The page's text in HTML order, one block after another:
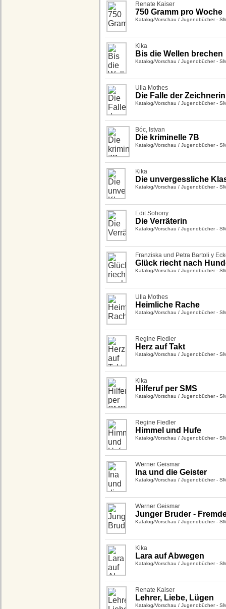
Renate Kaiser
750 Gramm pro Woche
Katalog/Vorschau / Jugendbücher -
Kika
Bis die Wellen brechen
Katalog/Vorschau / Jugendbücher -
Ulla Mothes
Die Falle der Zeichnerin
Katalog/Vorschau / Jugendbücher -
Bóc, Istvan
Die kriminelle 7B
Katalog/Vorschau / Jugendbücher -
Kika
Die unvergessliche
Katalog/Vorschau / Jugendbücher -
Edit Sohony
Die Verräterin
Katalog/Vorschau / Jugendbücher -
Franziska und Petra Bartoli y
Glück riecht nach
Katalog/Vorschau / Jugendbücher -
Ulla Mothes
Heimliche Rache
Katalog/Vorschau / Jugendbücher -
Regine Fiedler
Herz auf Takt
Katalog/Vorschau / Jugendbücher -
Kika
Hilferuf per SMS
Katalog/Vorschau / Jugendbücher -
Regine Fiedler
Himmel und Hufe
Katalog/Vorschau / Jugendbücher -
Werner Geismar
Ina und die Geister
Katalog/Vorschau / Jugendbücher -
Werner Geismar
Junger Bruder -
Katalog/Vorschau / Jugendbücher -
Kika
Lara auf Abwegen
Katalog/Vorschau / Jugendbücher -
Renate Kaiser
Lehrer, Liebe, Lügen
Katalog/Vorschau / Jugendbücher -